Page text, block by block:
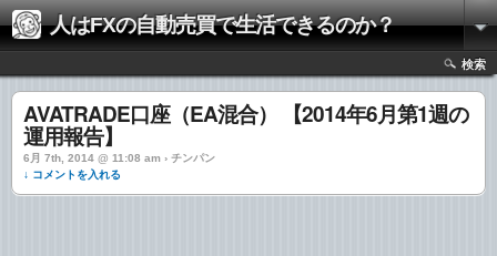
人はFXの自動売買で生活できるのか？
検索
AVATRADE口座（EA混合） 【2014年6月第1週の
運用報告】
6月 7th, 2014 @ 11:08 am › チンパン
↓ コメントを入れる